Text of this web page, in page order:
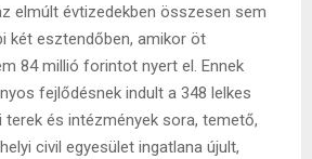
elmúlt évtizedekben összesen sem
két esztendőben, amikor öt
84 millió forintot nyert el. Ennek
fejlődésnek indult a 348 lelkes
és intézmények sora, temető,
civil egyesület ingatlana újult,